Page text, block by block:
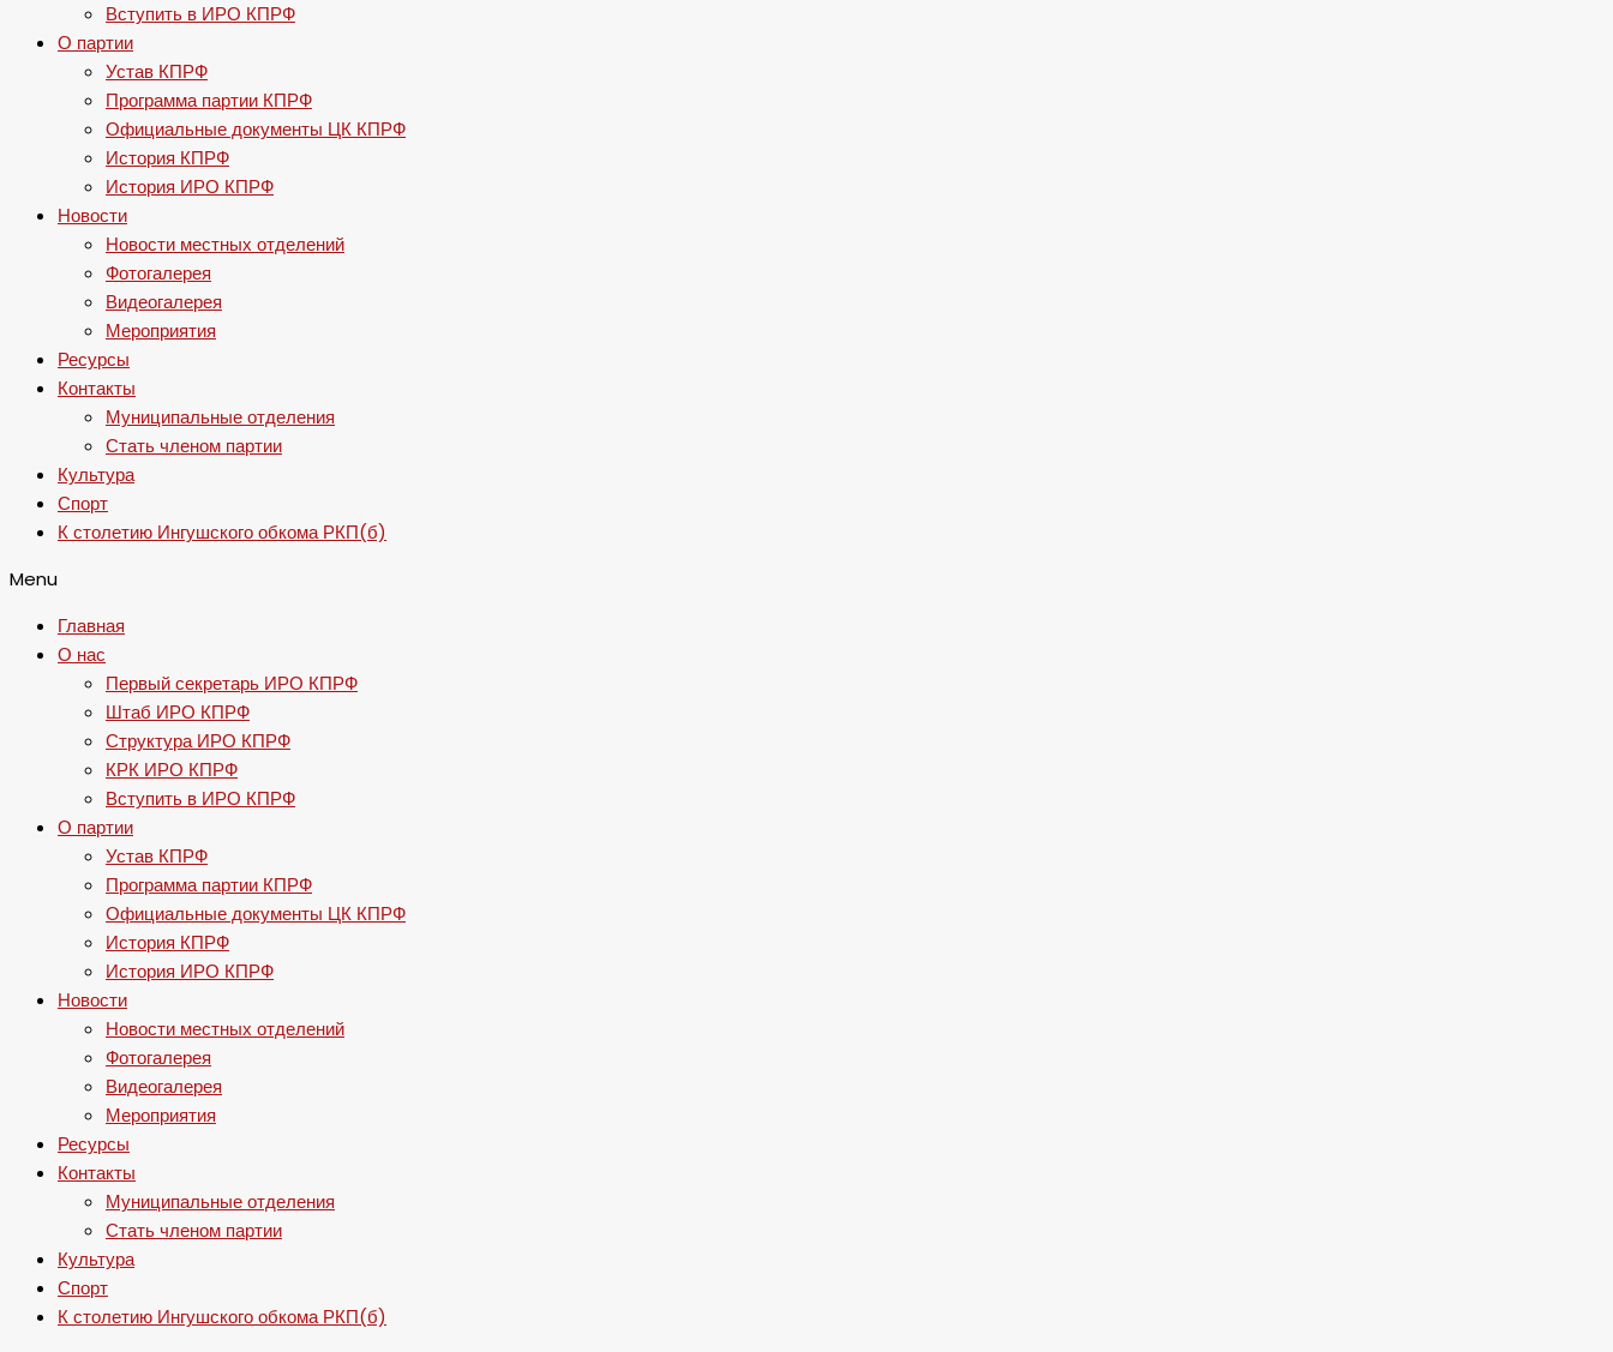
Вступить в ИРО КПРФ
О партии
Устав КПРФ
Программа партии КПРФ
Официальные документы ЦК КПРФ
История КПРФ
История ИРО КПРФ
Новости
Новости местных отделений
Фотогалерея
Видеогалерея
Мероприятия
Ресурсы
Контакты
Муниципальные отделения
Стать членом партии
Культура
Спорт
К столетию Ингушского обкома РКП(б)
Menu
Главная
О нас
Первый секретарь ИРО КПРФ
Штаб ИРО КПРФ
Структура ИРО КПРФ
КРК ИРО КПРФ
Вступить в ИРО КПРФ
О партии
Устав КПРФ
Программа партии КПРФ
Официальные документы ЦК КПРФ
История КПРФ
История ИРО КПРФ
Новости
Новости местных отделений
Фотогалерея
Видеогалерея
Мероприятия
Ресурсы
Контакты
Муниципальные отделения
Стать членом партии
Культура
Спорт
К столетию Ингушского обкома РКП(б)